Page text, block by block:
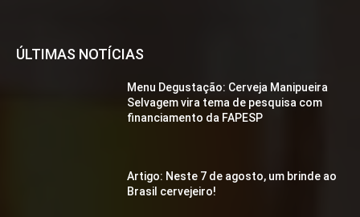
ÚLTIMAS NOTÍCIAS
Menu Degustação: Cerveja Manipueira
Selvagem vira tema de pesquisa com
financiamento da FAPESP
Artigo: Neste 7 de agosto, um brinde ao
Brasil cervejeiro!